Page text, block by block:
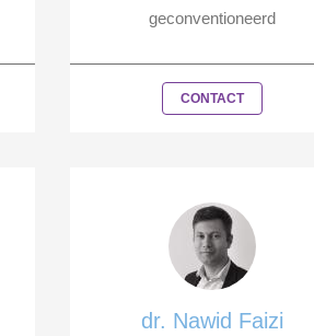
geconventioneerd
CONTACT
dr. Nawid Faizi